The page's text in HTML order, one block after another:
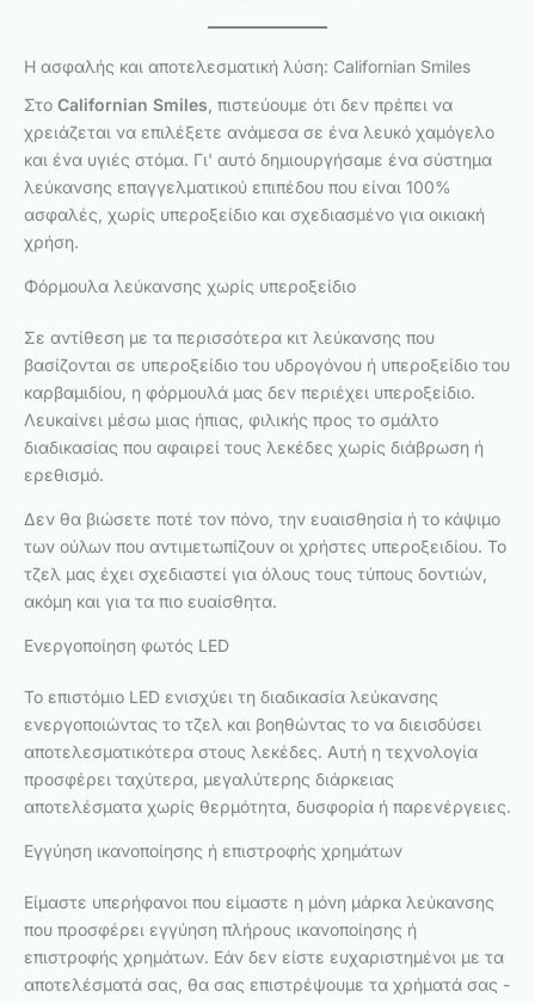
Η ασφαλής και αποτελεσματική λύση: Californian Smiles
Στο Californian Smiles, πιστεύουμε ότι δεν πρέπει να
χρειάζεται να επιλέξετε ανάμεσα σε ένα λευκό χαμόγελο
και ένα υγιές στόμα. Γι' αυτό δημιουργήσαμε ένα σύστημα
λεύκανσης επαγγελματικού επιπέδου που είναι 100%
ασφαλές, χωρίς υπεροξείδιο και σχεδιασμένο για οικιακή
χρήση.
Φόρμουλα λεύκανσης χωρίς υπεροξείδιο
Σε αντίθεση με τα περισσότερα κιτ λεύκανσης που
βασίζονται σε υπεροξείδιο του υδρογόνου ή υπεροξείδιο του
καρβαμιδίου, η φόρμουλά μας δεν περιέχει υπεροξείδιο.
Λευκαίνει μέσω μιας ήπιας, φιλικής προς το σμάλτο
διαδικασίας που αφαιρεί τους λεκέδες χωρίς διάβρωση ή
ερεθισμό.
Δεν θα βιώσετε ποτέ τον πόνο, την ευαισθησία ή το κάψιμο
των ούλων που αντιμετωπίζουν οι χρήστες υπεροξειδίου. Το
τζελ μας έχει σχεδιαστεί για όλους τους τύπους δοντιών,
ακόμη και για τα πιο ευαίσθητα.
Ενεργοποίηση φωτός LED
Το επιστόμιο LED ενισχύει τη διαδικασία λεύκανσης
ενεργοποιώντας το τζελ και βοηθώντας το να διεισδύσει
αποτελεσματικότερα στους λεκέδες. Αυτή η τεχνολογία
προσφέρει ταχύτερα, μεγαλύτερης διάρκειας
αποτελέσματα χωρίς θερμότητα, δυσφορία ή παρενέργειες.
Εγγύηση ικανοποίησης ή επιστροφής χρημάτων
Είμαστε υπερήφανοι που είμαστε η μόνη μάρκα λεύκανσης
που προσφέρει εγγύηση πλήρους ικανοποίησης ή
επιστροφής χρημάτων. Εάν δεν είστε ευχαριστημένοι με τα
αποτελέσματά σας, θα σας επιστρέψουμε τα χρήματά σας -